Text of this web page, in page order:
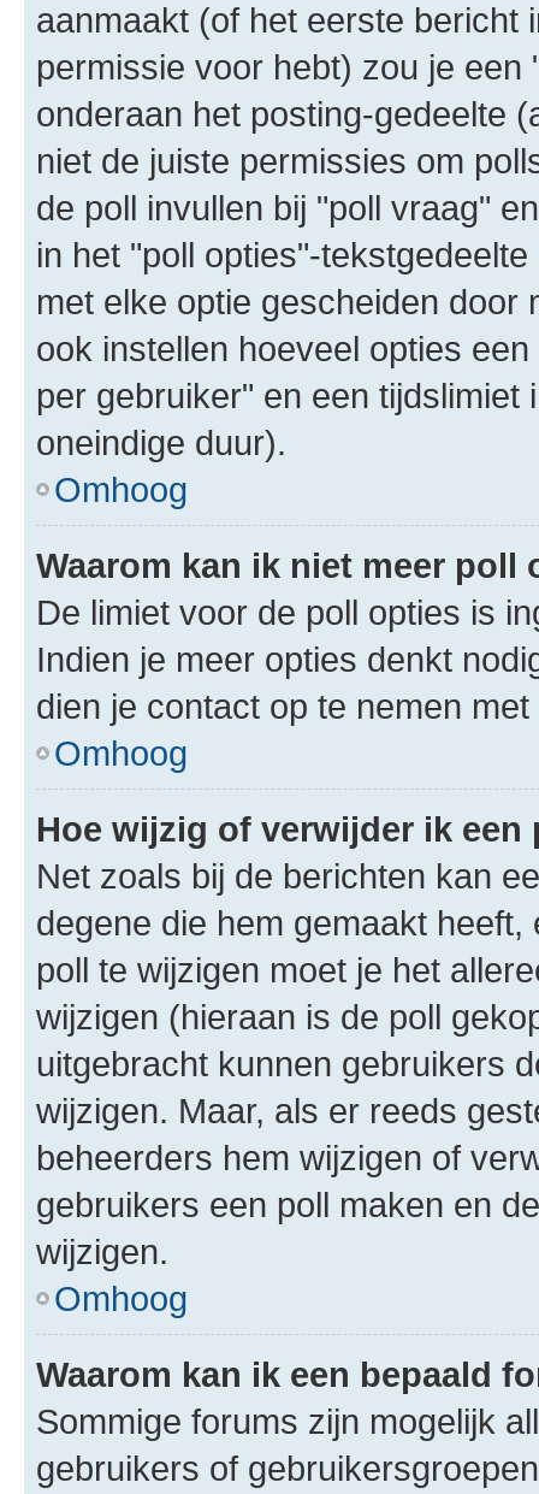
aanmaakt (of het eerste bericht
permissie voor hebt) zou je
onderaan het posting-gedeelte
niet de juiste permissies om
de poll invullen bij "poll vraag"
in het "poll opties"-
met elke optie gescheiden door
ook instellen hoeveel opties
per gebruiker" en een
oneindige duur).
Omhoog
Waarom kan ik niet meer poll
De limiet voor de poll opties is
Indien je meer opties denkt
dien je contact op te nemen
Omhoog
Hoe wijzig of verwijder ik een
Net zoals bij de berichten kan
degene die hem gemaakt
poll te wijzigen moet je het
wijzigen (hieraan is de poll
uitgebracht kunnen gebruikers
wijzigen. Maar, als er reeds
beheerders hem wijzigen of
gebruikers een poll maken en
wijzigen.
Omhoog
Waarom kan ik een bepaald
Sommige forums zijn mogelijk
gebruikers of